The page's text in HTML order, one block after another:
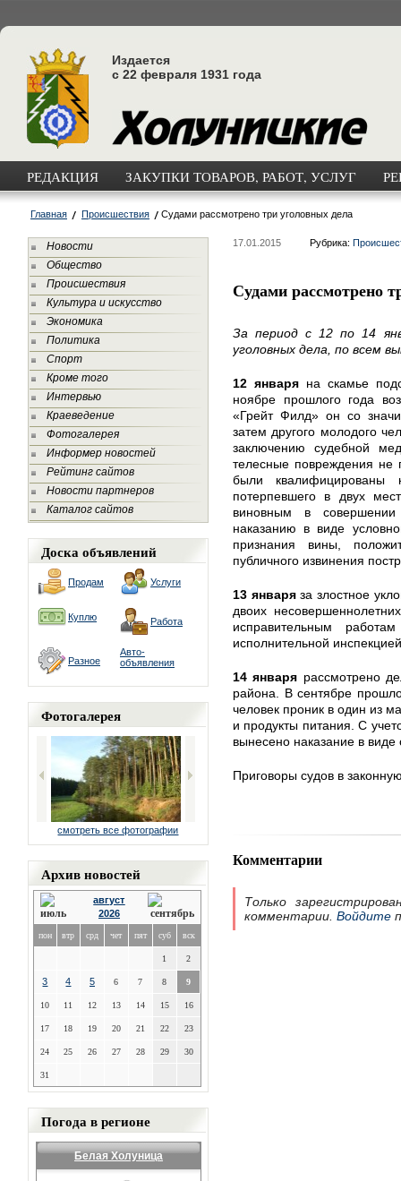
Издается
с 22 февраля 1931 года
РЕДАКЦИЯ ЗАКУПКИ ТОВАРОВ, РАБОТ, УСЛУГ
Главная Происшествия Судами рассмотрено три уголовных дела
Новости
Общество
Происшествия
Культура и искусство
Экономика
Политика
Спорт
Кроме того
Интервью
Краеведение
Фотогалерея
Информер новостей
Рейтинг сайтов
Новости партнеров
Каталог сайтов
Доска объявлений
Продам Услуги
Куплю Работа
Разное
Авто-
объявления
Фотогалерея
смотреть все фотографии
Архив новостей
август
2026
пон втр срд чет пят суб вск
1 2
3 4 5 6 7 8 9
10 11 12 13 14 15 16
17 18 19 20 21 22 23
24 25 26 27 28 29 30
31
Погода в регионе
Белая Холуница
17.01.2015 Рубрика:
Судами рассмотрено
За период с 12 по 14
уголовных дела, по всем
12 января на скамье
ноябре прошлого года
«Грейт Филд» он со
затем другого молодого
заключению судебной
телесные повреждения не
были
потерпевшего в двух
виновным в
наказанию в виде
признания вины,
публичного извинения
13 январяза злостное
двоих
исправительным
исполнительной
14 января рассмотрено
района. В сентябре
человек проник в один из
и продукты питания. С
вынесено наказание в виде
Приговоры судов в
Комментарии
Только
комментарии. Войдите